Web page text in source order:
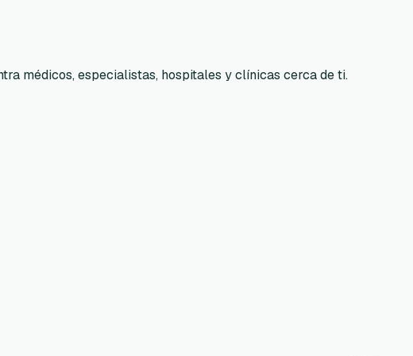
médicos, especialistas, hospitales y clínicas cerca de ti.